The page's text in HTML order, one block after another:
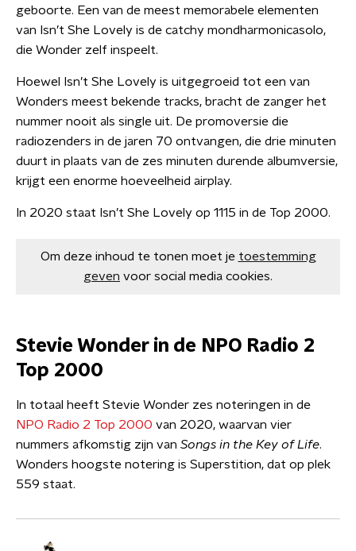
geboorte. Een van de meest memorabele elementen
van Isn’t She Lovely is de catchy mondharmonicasolo,
die Wonder zelf inspeelt.
Hoewel Isn’t She Lovely is uitgegroeid tot een van
Wonders meest bekende tracks, bracht de zanger het
nummer nooit als single uit. De promoversie die
radiozenders in de jaren 70 ontvangen, die drie minuten
duurt in plaats van de zes minuten durende albumversie,
krijgt een enorme hoeveelheid airplay.
In 2020 staat Isn’t She Lovely op 1115 in de Top 2000.
Om deze inhoud te tonen moet je toestemming
geven voor social media cookies.
Stevie Wonder in de NPO Radio 2
Top 2000
In totaal heeft Stevie Wonder zes noteringen in de
NPO Radio 2 Top 2000 van 2020, waarvan vier
nummers afkomstig zijn van Songs in the Key of Life.
Wonders hoogste notering is Superstition, dat op plek
559 staat.